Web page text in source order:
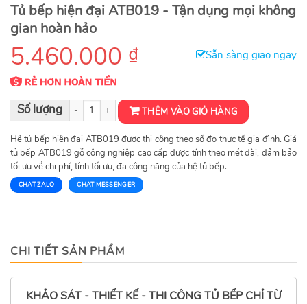
Tủ bếp hiện đại ATB019 - Tận dụng mọi không
gian hoàn hảo
5.460.000 ₫ Sẵn sàng giao ngay
Tủ bếp hiện đại ATB019 số lượng THÊM VÀO GIỎ HÀNG
Hệ tủ bếp hiện đại ATB019 được thi công theo số đo thực tế gia đình. Giá
tủ bếp ATB019 gỗ công nghiệp cao cấp được tính theo mét dài, đảm bảo
tối ưu về chi phí, tính tối ưu, đa công năng của hệ tủ bếp.
CHAT ZALO CHAT MESSENGER
CHI TIẾT SẢN PHẨM
KHẢO SÁT - THIẾT KẾ - THI CÔNG TỦ BẾP CHỈ TỪ